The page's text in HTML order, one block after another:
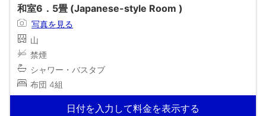
和室6．5畳 (Japanese-style Room )
写真を見る
山
禁煙
シャワー・バスタブ
布団 4組
日付を入力して料金を表示する